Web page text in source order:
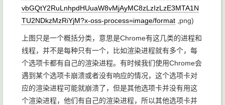
vbGQtY2RuLnhpdHUuaW8vMjAyMC8zLzIzLzE3MTA1N
TU2NDkzMzRiYjM?x-oss-process=image/format ,png)
上图只是一个概括分类，意思是Chrome有这几类的进程和
线程，并不是每种只有一个，比如渲染进程就有多个，每
个选项卡都有自己的渲染进程。有时候我们使用Chrome会
遇到某个选项卡崩溃或者没有响应的情况，这个选项卡对
应的渲染进程可能就崩溃了，但是其他选项卡并没有用这
个渲染进程，他们有自己的渲染进程，所以其他选项卡并